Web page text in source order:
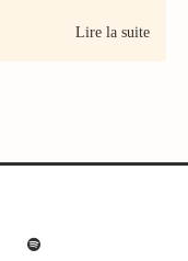
Lire la suite